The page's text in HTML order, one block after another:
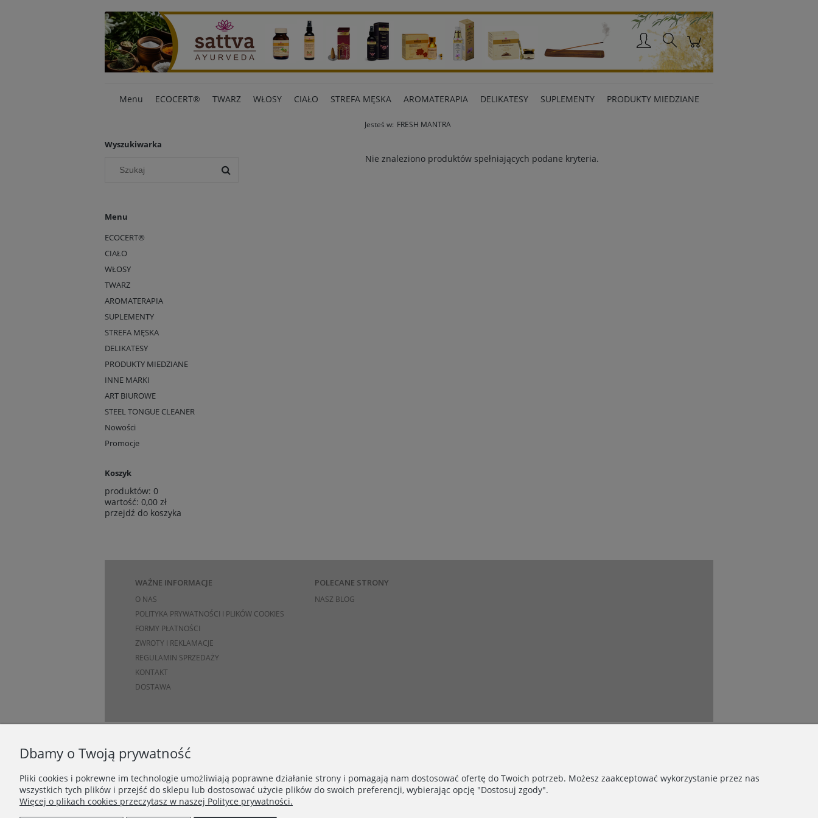
Menu ECOCERT® TWARZ WŁOSY CIAŁO STREFA MĘSKA AROMATERAPIA DELIKATESY SUPLEMENTY PRODUKTY MIEDZIANE
Jesteś w: FRESH MANTRA
Wyszukiwarka
Menu
ECOCERT®
CIAŁO
WŁOSY
TWARZ
AROMATERAPIA
SUPLEMENTY
STREFA MĘSKA
DELIKATESY
PRODUKTY MIEDZIANE
INNE MARKI
ART BIUROWE
STEEL TONGUE CLEANER
Nowości
Promocje
Koszyk
produktów: 0
wartość: 0,00 zł
przejdź do koszyka
Nie znaleziono produktów spełniających podane kryteria.
WAŻNE INFORMACJE
O NAS
POLITYKA PRYWATNOŚCI I PLIKÓW COOKIES
FORMY PŁATNOŚCI
ZWROTY I REKLAMACJE
REGULAMIN SPRZEDAŻY
KONTAKT
DOSTAWA
POLECANE STRONY
NASZ BLOG
Dbamy o Twoją prywatność
Pliki cookies i pokrewne im technologie umożliwiają poprawne działanie strony i pomagają nam dostosować ofertę do Twoich potrzeb. Możesz zaakceptować wykorzystanie przez nas
wszystkich tych plików i przejść do sklepu lub dostosować użycie plików do swoich preferencji, wybierając opcję "Dostosuj zgody".
Więcej o plikach cookies przeczytasz w naszej Polityce prywatności.